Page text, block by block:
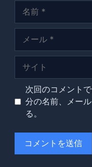
ル
次回のコメント
分の名前、メー
る。